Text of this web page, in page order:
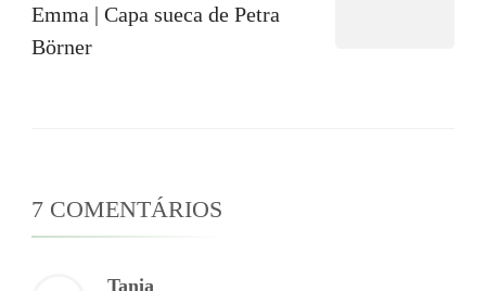
Emma | Capa sueca de Petra
Börner
7 COMENTÁRIOS
Tania